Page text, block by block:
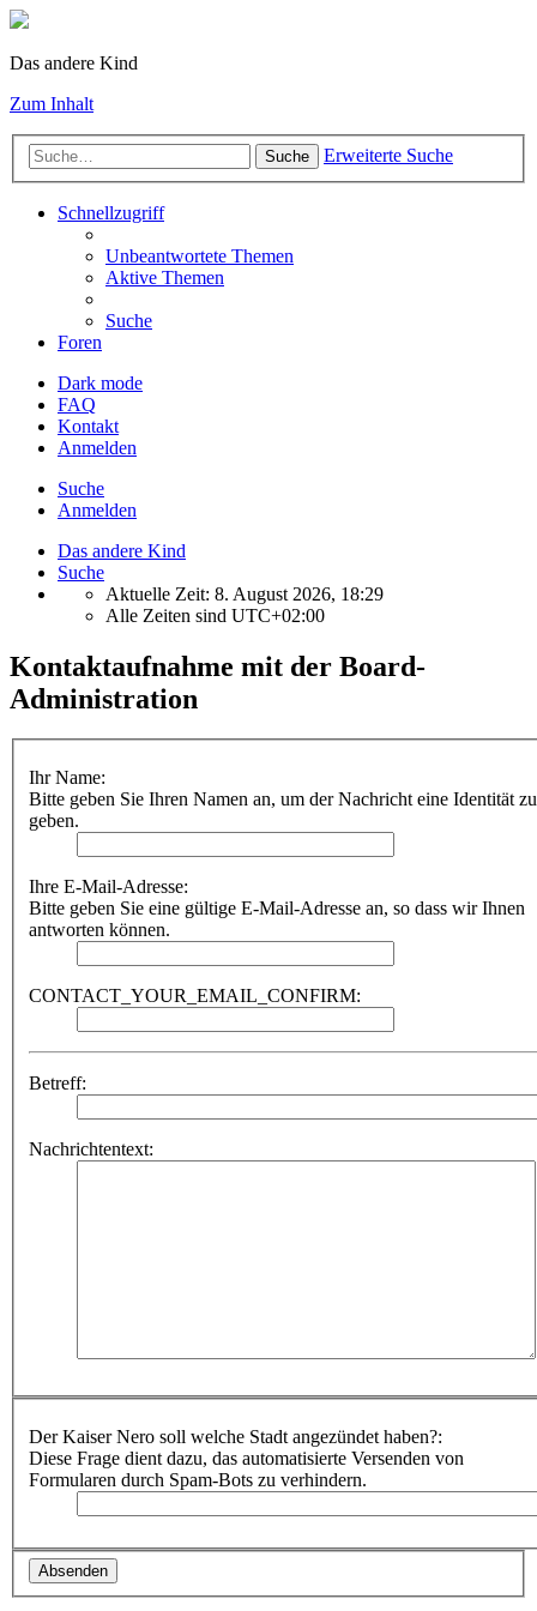
Das andere Kind
Zum Inhalt
Suche Erweiterte Suche
Schnellzugriff
Unbeantwortete Themen
Aktive Themen
Suche
Foren
Dark mode
FAQ
Kontakt
Anmelden
Suche
Anmelden
Das andere Kind
Suche
Aktuelle Zeit: 8. August 2026, 18:29
Alle Zeiten sind UTC+02:00
Kontaktaufnahme mit der Board-
Administration
Ihr Name:
Bitte geben Sie Ihren Namen an, um der Nachricht eine Identität zu
geben.
Ihre E-Mail-Adresse:
Bitte geben Sie eine gültige E-Mail-Adresse an, so dass wir Ihnen
antworten können.
CONTACT_YOUR_EMAIL_CONFIRM:
Betreff:
Nachrichtentext:
Der Kaiser Nero soll welche Stadt angezündet haben?:
Diese Frage dient dazu, das automatisierte Versenden von
Formularen durch Spam-Bots zu verhindern.